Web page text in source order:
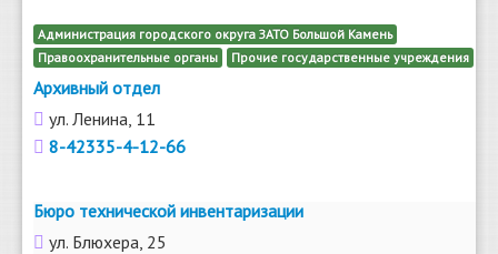
Найти
Администрация городского округа ЗАТО Большой Камень
Правоохранительные органы
Прочие государственные учреждения
Архивный отдел
ул. Ленина, 11
8-42335-4-12-66
Бюро технической инвентаризации
ул. Блюхера, 25